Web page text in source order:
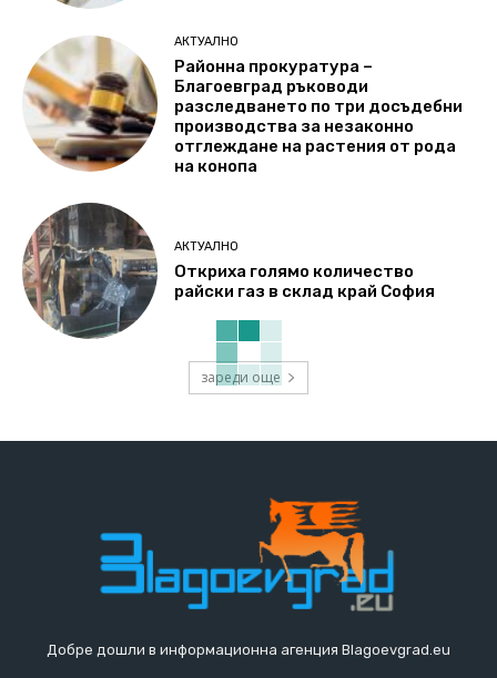
АКТУАЛНО
Районна прокуратура –
Благоевград ръководи
разследването по три досъдебни
производства за незаконно
отглеждане на растения от рода
на конопа
АКТУАЛНО
Откриха голямо количество
райски газ в склад край София
зареди още
Добре дошли в информационна агенция Blagoevgrad.eu